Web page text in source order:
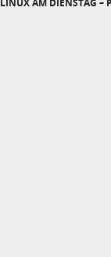
LINUX AM DIENSTAG –